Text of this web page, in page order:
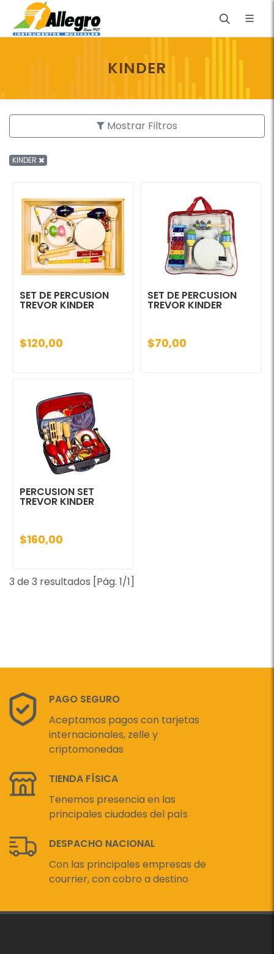
KINDER
Mostrar Filtros
KINDER
SET DE PERCUSION
TREVOR KINDER
$120,00
SET DE PERCUSION
TREVOR KINDER
$70,00
PERCUSION SET
TREVOR KINDER
$160,00
3 de 3 resultados [Pág. 1/1]
PAGO SEGURO
Aceptamos pagos con tarjetas
internacionales, zelle y
criptomonedas
TIENDA FÍSICA
Tenemos presencia en las
principales ciudades del país
DESPACHO NACIONAL
Con las principales empresas de
courrier, con cobro a destino